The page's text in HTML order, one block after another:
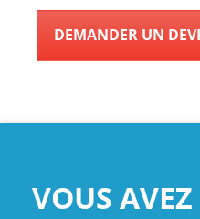
DEMANDER UN
VOUS